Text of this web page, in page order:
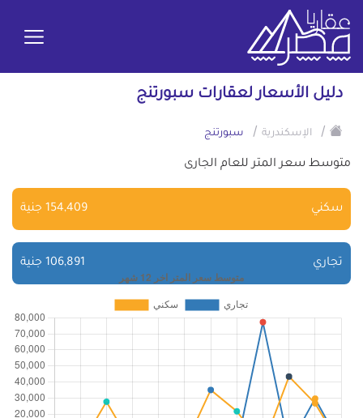
دليل الأسعار لعقارات سبورتنج
/ الإسكندرية / سبورتنج
متوسط سعر المتر للعام الجارى
سكني 154,409 جنية
تجاري 106,891 جنية